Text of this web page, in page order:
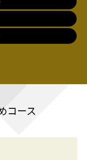
コース